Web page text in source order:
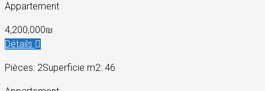
Appartement
4,200,000₪
Détails
Pièces: 2Superficie m2: 46